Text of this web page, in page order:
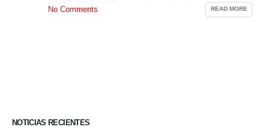
No Comments
READ MORE
NOTICIAS RECIENTES